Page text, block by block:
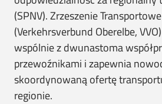
(SPNV). Zrzeszenie
(Verkehrsverbund Oberelbe,
wspólnie z dwunastoma
przewoźnikami i zapewnia
skoordynowaną ofertę
regionie.